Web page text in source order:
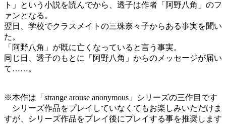
ト」という小説を読んでから、透子は作者「阿野八角」のフ
ァンとなる。
翌日、学校でクラスメイトの三珠奈々子からある事実を聞い
た。
「阿野八角」が既に亡くなっていると言う事実。
同じ日、透子のもとに「阿野八角」からのメッセージが届い
て……。
※本作は「strange arouse anonymous」シリーズの三作目です
シリーズ作品をプレイしていなくてもお楽しみいただけま
すが、シリーズ作品をプレイ後にプレイする事を推奨します